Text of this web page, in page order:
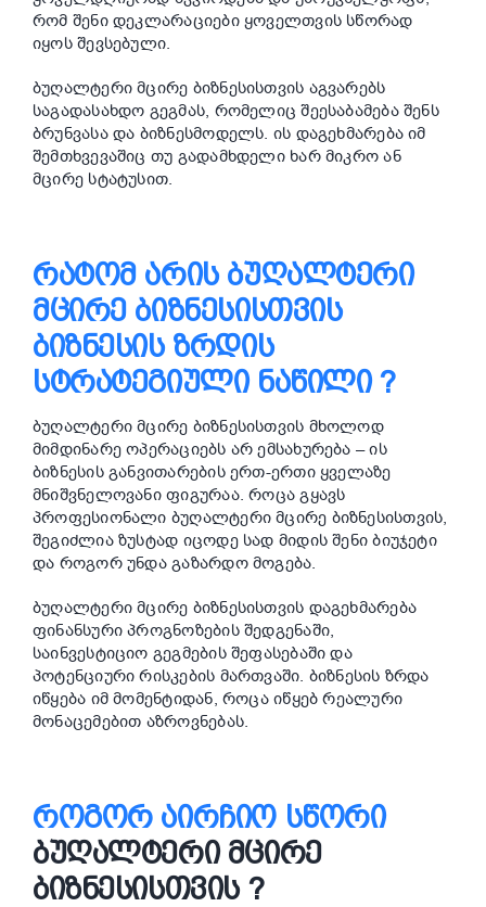
რომ შენი დეკლარაციები ყოველთვის სწორად
იყოს შევსებული.
ბუღალტერი მცირე ბიზნესისთვის აგვარებს
საგადასახდო გეგმას, რომელიც შეესაბამება შენს
ბრუნვასა და ბიზნესმოდელს. ის დაგეხმარება იმ
შემთხვევაშიც თუ გადამხდელი ხარ მიკრო ან
მცირე სტატუსით.
ᲠᲐᲢᲝᲛ ᲐᲠᲘᲡ ᲑᲣᲦᲐᲚᲢᲔᲠᲘ
ᲛᲪᲘᲠᲔ ᲑᲘᲖᲜᲔᲡᲘᲡᲗᲕᲘᲡ
ᲑᲘᲖᲜᲔᲡᲘᲡ ᲖᲠᲓᲘᲡ
ᲡᲢᲠᲐᲢᲔᲒᲘᲣᲚᲘ ᲜᲐᲬᲘᲚᲘ ?
ბუღალტერი მცირე ბიზნესისთვის მხოლოდ
მიმდინარე ოპერაციებს არ ემსახურება – ის
ბიზნესის განვითარების ერთ-ერთი ყველაზე
მნიშვნელოვანი ფიგურაა. როცა გყავს
პროფესიონალი ბუღალტერი მცირე ბიზნესისთვის,
შეგიძლია ზუსტად იცოდე სად მიდის შენი ბიუჯეტი
და როგორ უნდა გაზარდო მოგება.
ბუღალტერი მცირე ბიზნესისთვის დაგეხმარება
ფინანსური პროგნოზების შედგენაში,
საინვესტიციო გეგმების შეფასებაში და
პოტენციური რისკების მართვაში. ბიზნესის ზრდა
იწყება იმ მომენტიდან, როცა იწყებ რეალური
მონაცემებით აზროვნებას.
ᲠᲝᲒᲝᲠ ᲐᲘᲠᲩᲘᲝ ᲡᲬᲝᲠᲘ
ᲑᲣᲦᲐᲚᲢᲔᲠᲘ ᲛᲪᲘᲠᲔ
ᲑᲘᲖᲜᲔᲡᲘᲡᲗᲕᲘᲡ ?